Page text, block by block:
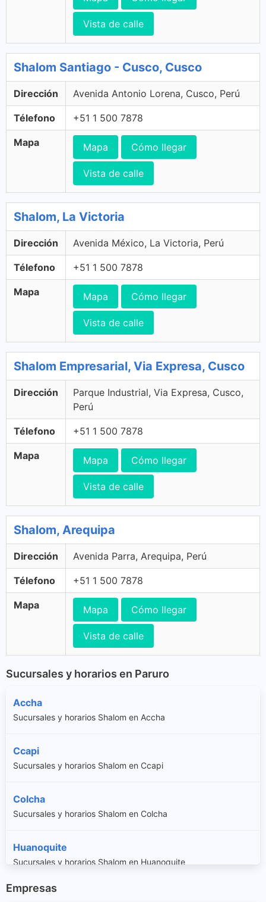
Vista de calle
Shalom Santiago - Cusco, Cusco
Dirección Avenida Antonio Lorena, Cusco, Perú
Télefono +51 1 500 7878
Mapa Mapa Cómo llegar
Vista de calle
Shalom, La Victoria
Dirección Avenida México, La Victoria, Perú
Télefono +51 1 500 7878
Mapa Mapa Cómo llegar
Vista de calle
Shalom Empresarial, Via Expresa, Cusco
Dirección
Parque Industrial, Via Expresa, Cusco,
Perú
Télefono +51 1 500 7878
Mapa Mapa Cómo llegar
Vista de calle
Shalom, Arequipa
Dirección Avenida Parra, Arequipa, Perú
Télefono +51 1 500 7878
Mapa Mapa Cómo llegar
Vista de calle
Sucursales y horarios en Paruro
Accha
Sucursales y horarios Shalom en Accha
Ccapi
Sucursales y horarios Shalom en Ccapi
Colcha
Sucursales y horarios Shalom en Colcha
Huanoquite
Sucursales y horarios Shalom en Huanoquite
Omacha
Empresas